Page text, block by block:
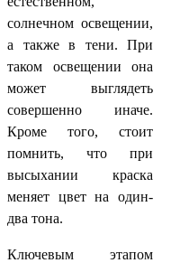
солнечном освещении,
а также в тени. При
таком освещении она
может выглядеть
совершенно иначе.
Кроме того, стоит
помнить, что при
высыхании краска
меняет цвет на один-
два тона.
Ключевым этапом